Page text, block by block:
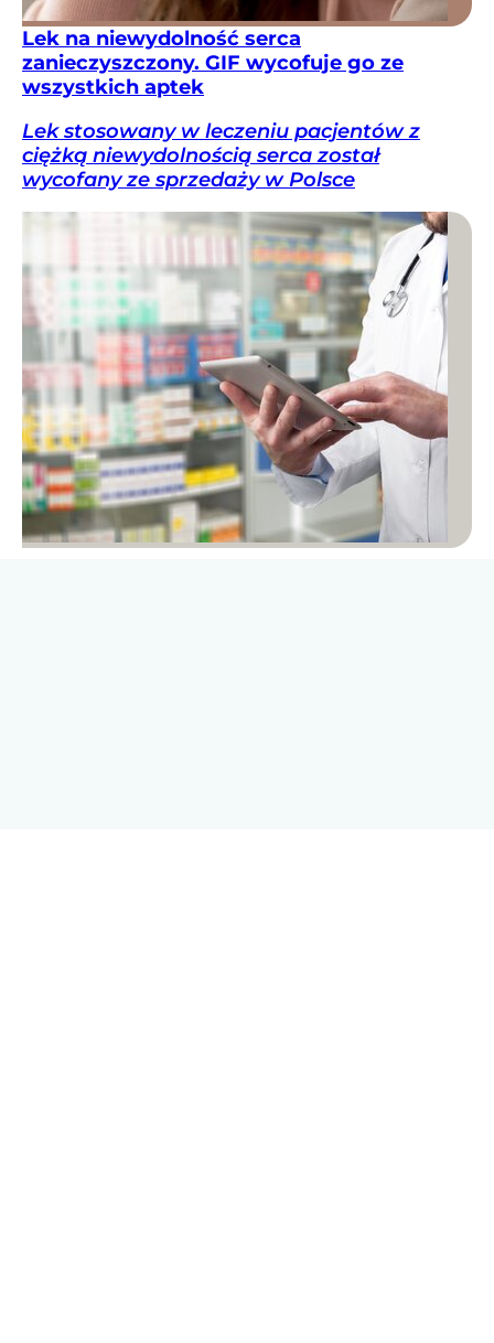
Lek na niewydolność serca
zanieczyszczony. GIF wycofuje go ze
wszystkich aptek
Lek stosowany w leczeniu pacjentów z
ciężką niewydolnością serca został
wycofany ze sprzedaży w Polsce